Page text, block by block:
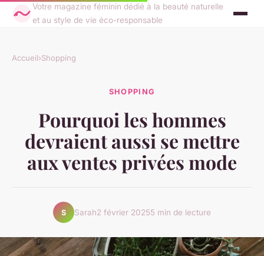
Votre magazine féminin dédié à la beauté naturelle
et au style de vie éco-responsable
Accueil›Shopping
SHOPPING
Pourquoi les hommes
devraient aussi se mettre
aux ventes privées mode
S Sarah2 février 20255 min de lecture